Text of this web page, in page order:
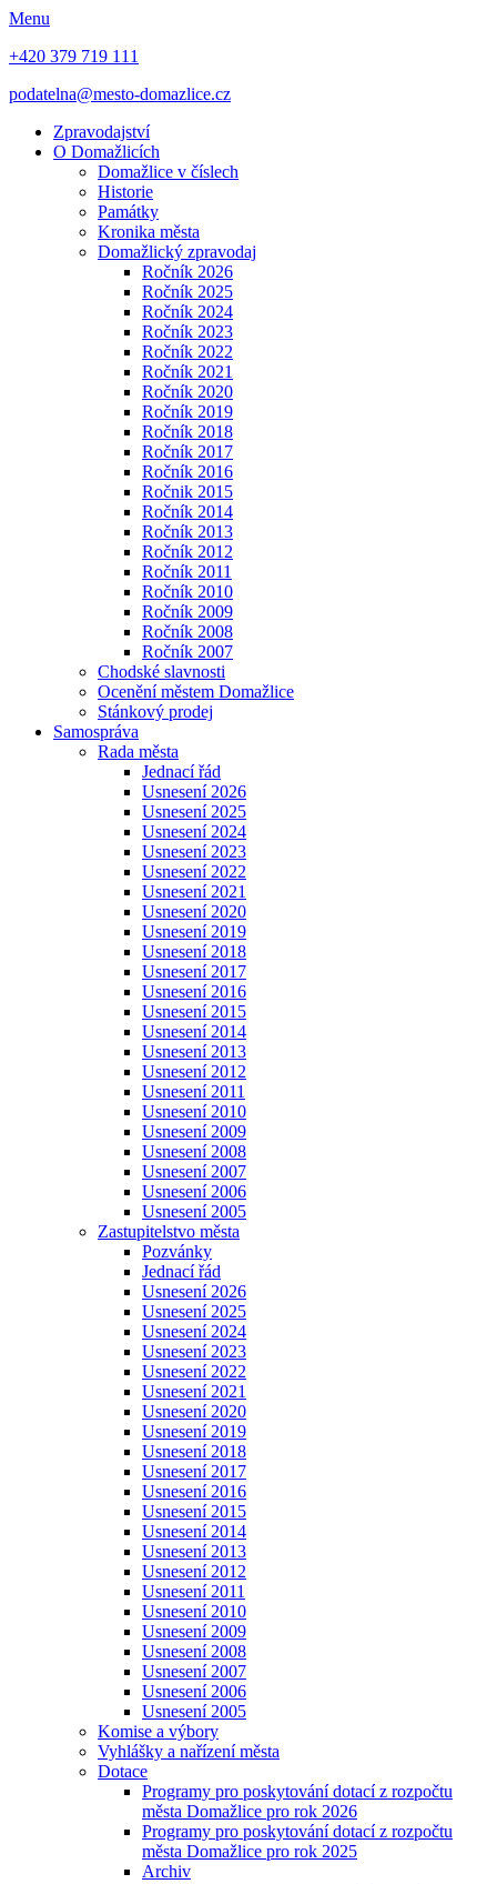
Menu
+420 379 719 111
podatelna@mesto-domazlice.cz
Zpravodajství
O Domažlicích
Domažlice v číslech
Historie
Památky
Kronika města
Domažlický zpravodaj
Ročník 2026
Ročník 2025
Ročník 2024
Ročník 2023
Ročník 2022
Ročník 2021
Ročník 2020
Ročník 2019
Ročník 2018
Ročník 2017
Ročník 2016
Ročnik 2015
Ročník 2014
Ročník 2013
Ročník 2012
Ročník 2011
Ročník 2010
Ročník 2009
Ročník 2008
Ročník 2007
Chodské slavnosti
Ocenění městem Domažlice
Stánkový prodej
Samospráva
Rada města
Jednací řád
Usnesení 2026
Usnesení 2025
Usnesení 2024
Usnesení 2023
Usnesení 2022
Usnesení 2021
Usnesení 2020
Usnesení 2019
Usnesení 2018
Usnesení 2017
Usnesení 2016
Usnesení 2015
Usnesení 2014
Usnesení 2013
Usnesení 2012
Usnesení 2011
Usnesení 2010
Usnesení 2009
Usnesení 2008
Usnesení 2007
Usnesení 2006
Usnesení 2005
Zastupitelstvo města
Pozvánky
Jednací řád
Usnesení 2026
Usnesení 2025
Usnesení 2024
Usnesení 2023
Usnesení 2022
Usnesení 2021
Usnesení 2020
Usnesení 2019
Usnesení 2018
Usnesení 2017
Usnesení 2016
Usnesení 2015
Usnesení 2014
Usnesení 2013
Usnesení 2012
Usnesení 2011
Usnesení 2010
Usnesení 2009
Usnesení 2008
Usnesení 2007
Usnesení 2006
Usnesení 2005
Komise a výbory
Vyhlášky a nařízení města
Dotace
Programy pro poskytování dotací z rozpočtu
města Domažlice pro rok 2026
Programy pro poskytování dotací z rozpočtu
města Domažlice pro rok 2025
Archiv